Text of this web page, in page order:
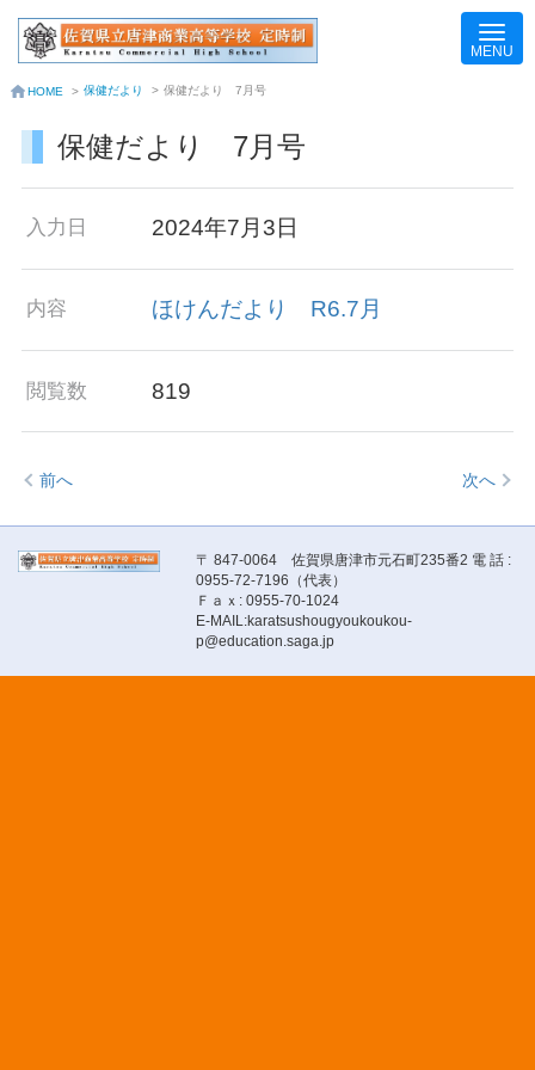
HOME > 保健だより > 保健だより 7月号
保健だより 7月号
入力日 2024年7月3日
内容 ほけんだより R6.7月
閲覧数 819
前へ 次へ
〒 847-0064 佐賀県唐津市元石町235番2 電 話 :
0955-72-7196（代表）
Ｆａｘ: 0955-70-1024
E-MAIL:karatsushougyoukoukou-
p@education.saga.jp